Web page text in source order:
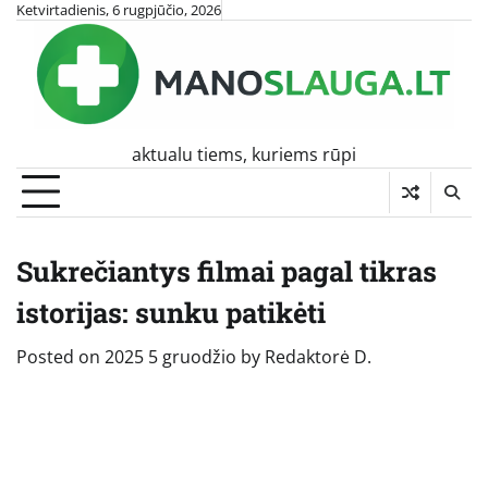
Skip
content
Ketvirtadienis, 6 rugpjūčio, 2026
aktualu tiems, kuriems rūpi
Sukrečiantys filmai pagal tikras
istorijas: sunku patikėti
Posted on 2025 5 gruodžio by Redaktorė D.